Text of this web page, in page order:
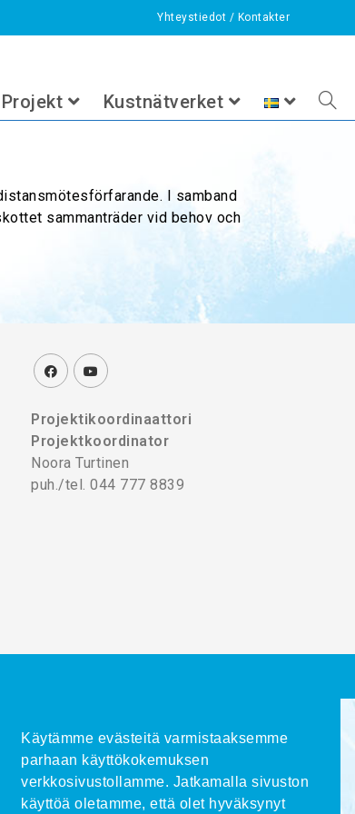
Yhteystiedot / Kontakter
Projekt Kustnätverket
I samband
sammanträder vid behov och
Projektikoordinaattori
Projektkoordinator
Noora Turtinen
puh./tel. 044 777 8839
Käytämme evästeitä varmistaaksemme
parhaan käyttökokemuksen
verkkosivustollamme. Jatkamalla sivuston
käyttöä oletamme, että olet hyväksynyt